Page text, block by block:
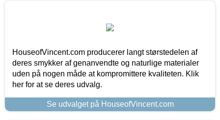
HouseofVincent.com producerer langt størstedelen af
deres smykker af genanvendte og naturlige materialer
uden på nogen måde at kompromittere kvaliteten. Klik
her for at se deres udvalg.
Se udvalget på HouseofVincent.com